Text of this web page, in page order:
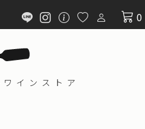
0
ワインストア